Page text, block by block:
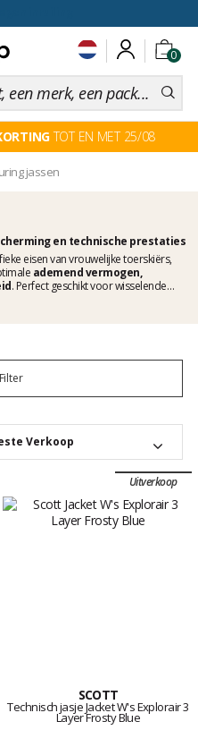
0
TOT EN MET 25/08
jassen
en technische prestaties
eisen van vrouwelijke toerskiërs,
ademend vermogen,
. Perfect geschikt voor wisselende
hoogwaardige membranen zoals
Filter
Verkoop
Uitverkoop
SCOTT
Technisch jasje Jacket W's Explorair 3
Layer Frosty Blue